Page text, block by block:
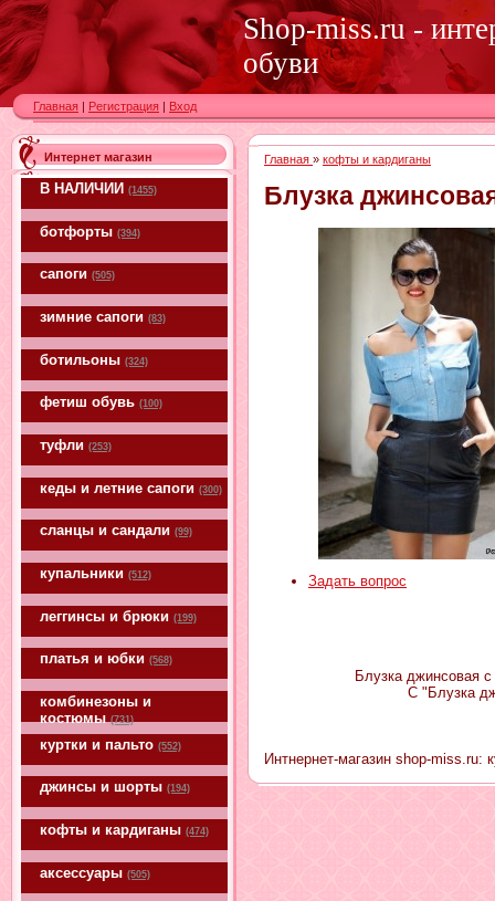
Shop-miss.ru -
обуви
Главная | Регистрация | Вход
Интернет магазин
В НАЛИЧИИ (1455)
ботфорты (394)
сапоги (505)
зимние сапоги (83)
ботильоны (324)
фетиш обувь (100)
туфли (253)
кеды и летние сапоги (300)
сланцы и сандали (99)
купальники (512)
леггинсы и брюки (199)
платья и юбки (568)
комбинезоны и
костюмы (731)
куртки и пальто (552)
джинсы и шорты (194)
кофты и кардиганы (474)
аксессуары (505)
Главная » кофты и кардиганы
Блузка
Задать вопрос
Блузка джинсовая
С "Блузка
Интнернет-магазин shop-miss.ru: